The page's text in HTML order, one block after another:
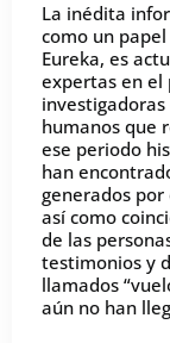
La inédita
como un
Eureka, es
expertas en el
humanos que
ese periodo
han
generados por
así como
de las
testimonios y
llamados
aún no han